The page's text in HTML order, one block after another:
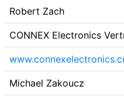
Robert Zach
CONNEX Electronics
Michael Zakoucz